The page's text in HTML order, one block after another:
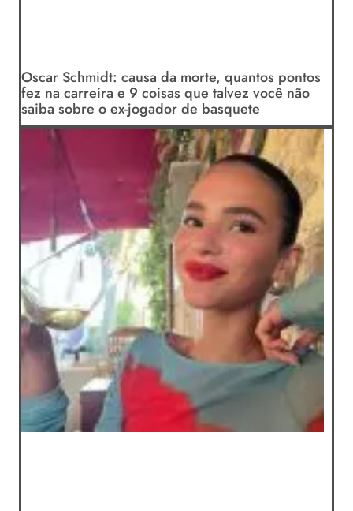
Oscar Schmidt: causa da morte, quantos pontos
fez na carreira e 9 coisas que talvez você não
saiba sobre o ex-jogador de basquete